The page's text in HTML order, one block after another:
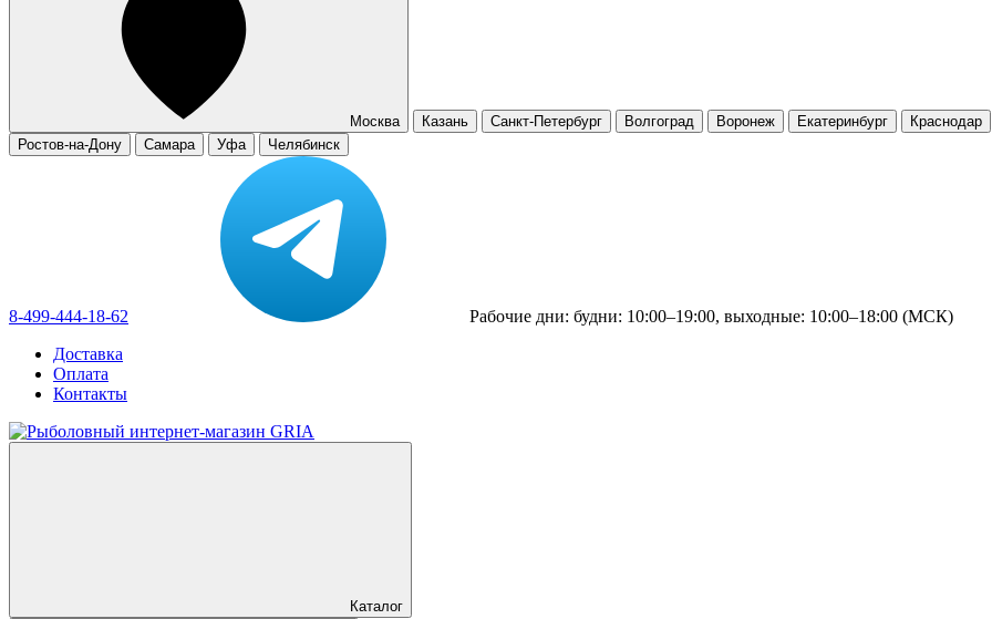
Москва Казань Санкт-Петербург Волгоград Воронеж Екатеринбург Краснодар
Ростов-на-Дону
Самара Уфа Челябинск
8-499-444-18-62
Рабочие дни: будни: 10:00–19:00, выходные: 10:00–18:00 (МСК)
Доставка
Оплата
Контакты
Каталог